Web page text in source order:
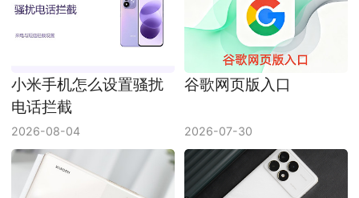
小米手机怎么设置骚扰
电话拦截
2026-08-04
谷歌网页版入口
2026-07-30